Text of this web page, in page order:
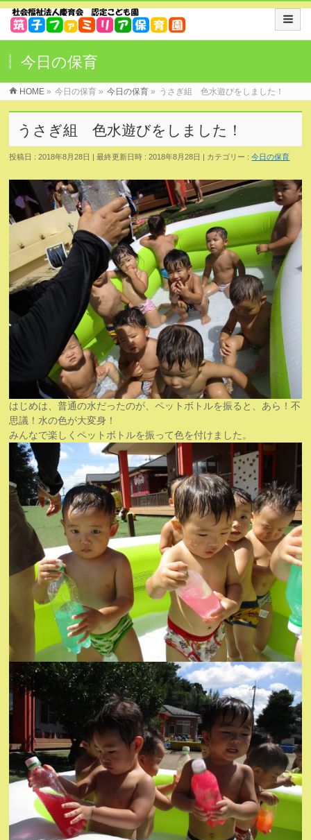
今日の保育
HOME » 今日の保育 » 今日の保育 » うさぎ組 色水遊びをしました！
うさぎ組 色水遊びをしました！
投稿日 : 2018年8月28日 最終更新日時 : 2018年8月28日 カテゴリー :今日の保育
はじめは、普通の水だったのが、ペットボトルを振ると、あら！不
思議！水の色が大変身！
みんなで楽しくペットボトルを振って色を付けました。